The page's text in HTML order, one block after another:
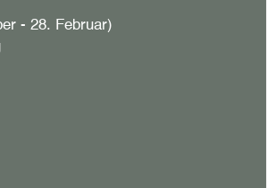
- 28. Februar)